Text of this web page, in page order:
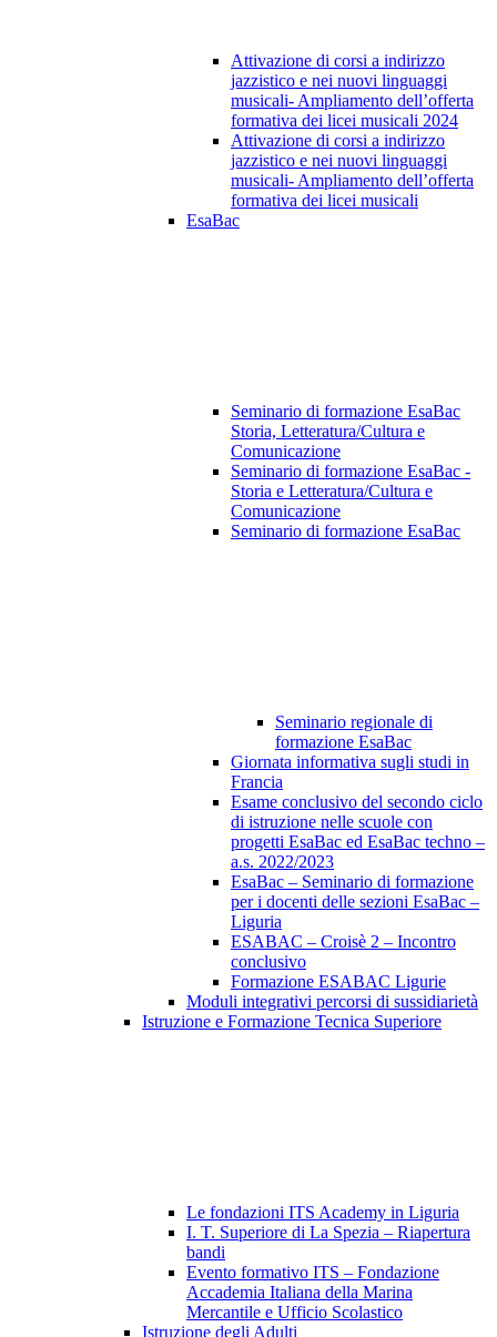
Attivazione di corsi a indirizzo
jazzistico e nei nuovi linguaggi
musicali- Ampliamento dell’offerta
formativa dei licei musicali 2024
Attivazione di corsi a indirizzo
jazzistico e nei nuovi linguaggi
musicali- Ampliamento dell’offerta
formativa dei licei musicali
EsaBac
Seminario di formazione EsaBac
Storia, Letteratura/Cultura e
Comunicazione
Seminario di formazione EsaBac -
Storia e Letteratura/Cultura e
Comunicazione
Seminario di formazione EsaBac
Seminario regionale di
formazione EsaBac
Giornata informativa sugli studi in
Francia
Esame conclusivo del secondo ciclo
di istruzione nelle scuole con
progetti EsaBac ed EsaBac techno –
a.s. 2022/2023
EsaBac – Seminario di formazione
per i docenti delle sezioni EsaBac –
Liguria
ESABAC – Croisè 2 – Incontro
conclusivo
Formazione ESABAC Ligurie
Moduli integrativi percorsi di sussidiarietà
Istruzione e Formazione Tecnica Superiore
Le fondazioni ITS Academy in Liguria
I. T. Superiore di La Spezia – Riapertura
bandi
Evento formativo ITS – Fondazione
Accademia Italiana della Marina
Mercantile e Ufficio Scolastico
Istruzione degli Adulti